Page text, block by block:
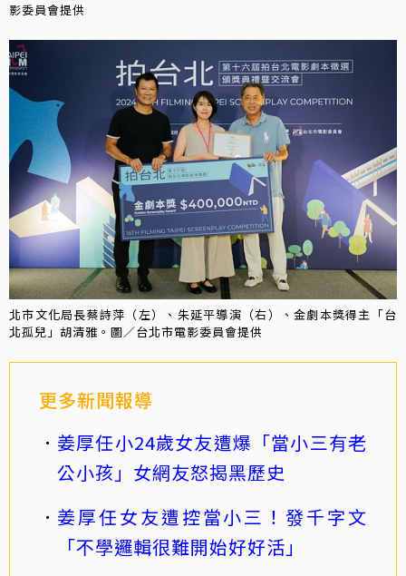
影委員會提供
北市文化局長蔡詩萍（左）、朱延平導演（右）、金劇本獎得主「台
北孤兒」胡清雅。圖／台北市電影委員會提供
更多新聞報導
姜厚任小24歲女友遭爆「當小三有老
公小孩」女網友怒揭黑歷史
姜厚任女友遭控當小三！發千字文
「不學邏輯很難開始好好活」